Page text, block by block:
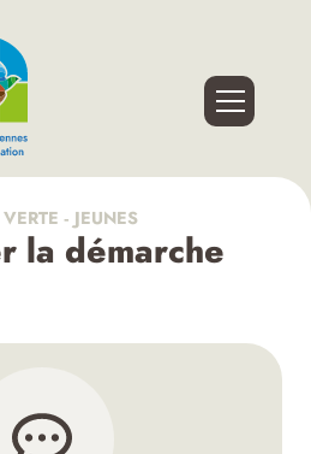
‑ JEUNES
la démarche